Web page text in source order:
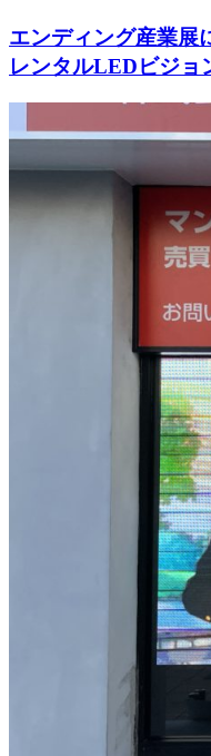
エンディング産業展
レンタルLEDビジョ